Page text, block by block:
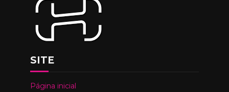
SITE
Página inicial